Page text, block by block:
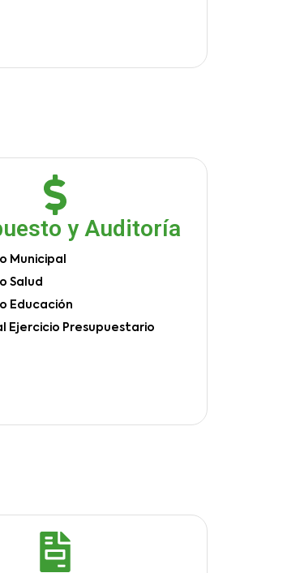
y Auditoría
Municipal
Salud
Educación
Ejercicio Presupuestario